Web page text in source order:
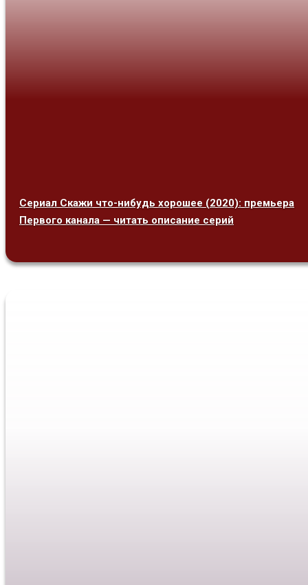
Сериал Скажи что-нибудь хорошее (2020): премьера
Первого канала — читать описание серий